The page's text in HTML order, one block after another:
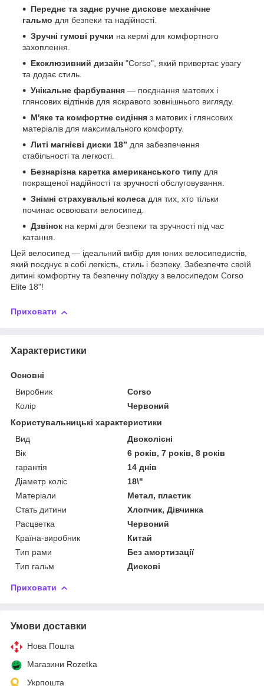
Переднє та заднє ручне дискове механічне
гальмо для безпеки та надійності.
Зручні гумові ручки на кермі для комфортного
захоплення.
Ексклюзивний дизайн "Corso", який привертає увагу
та додає стиль.
Унікальне фарбування — поєднання матових і
глянсових відтінків для яскравого зовнішнього вигляду.
М'яке та комфортне сидіння з матових і глянсових
матеріалів для максимального комфорту.
Литі магнієві диски 18” для забезпечення
стабільності та легкості.
Безнарізна каретка американського типу для
покращеної надійності та зручності обслуговування.
Знімні страхувальні колеса для тих, хто тільки
починає освоювати велосипед.
Дзвінок на кермі для безпеки та зручності під час
катання.
Цей велосипед — ідеальний вибір для юних велосипедистів,
який поєднує в собі легкість, стиль і безпеку. Забезпечте своїй
дитині комфортну та безпечну поїздку з велосипедом Corso
Elite 18"!
Приховати
Характеристики
Основні
Виробник
Corso
Колір
Червоний
Користувальницькі характеристики
Вид
Двоколісні
Вік
6 років, 7 років, 8 років
гарантія
14 днів
Діаметр коліс
18\"
Матеріали
Метал, пластик
Стать дитини
Хлопчик, Дівчинка
Расцветка
Червоний
Країна-виробник
Китай
Тип рами
Без амортизації
Тип гальм
Дискові
Приховати
Умови доставки
Нова Пошта
Магазини Rozetka
Укрпошта